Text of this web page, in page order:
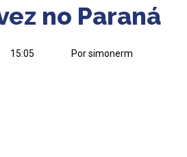
no Paraná
15:05 Por simonerm